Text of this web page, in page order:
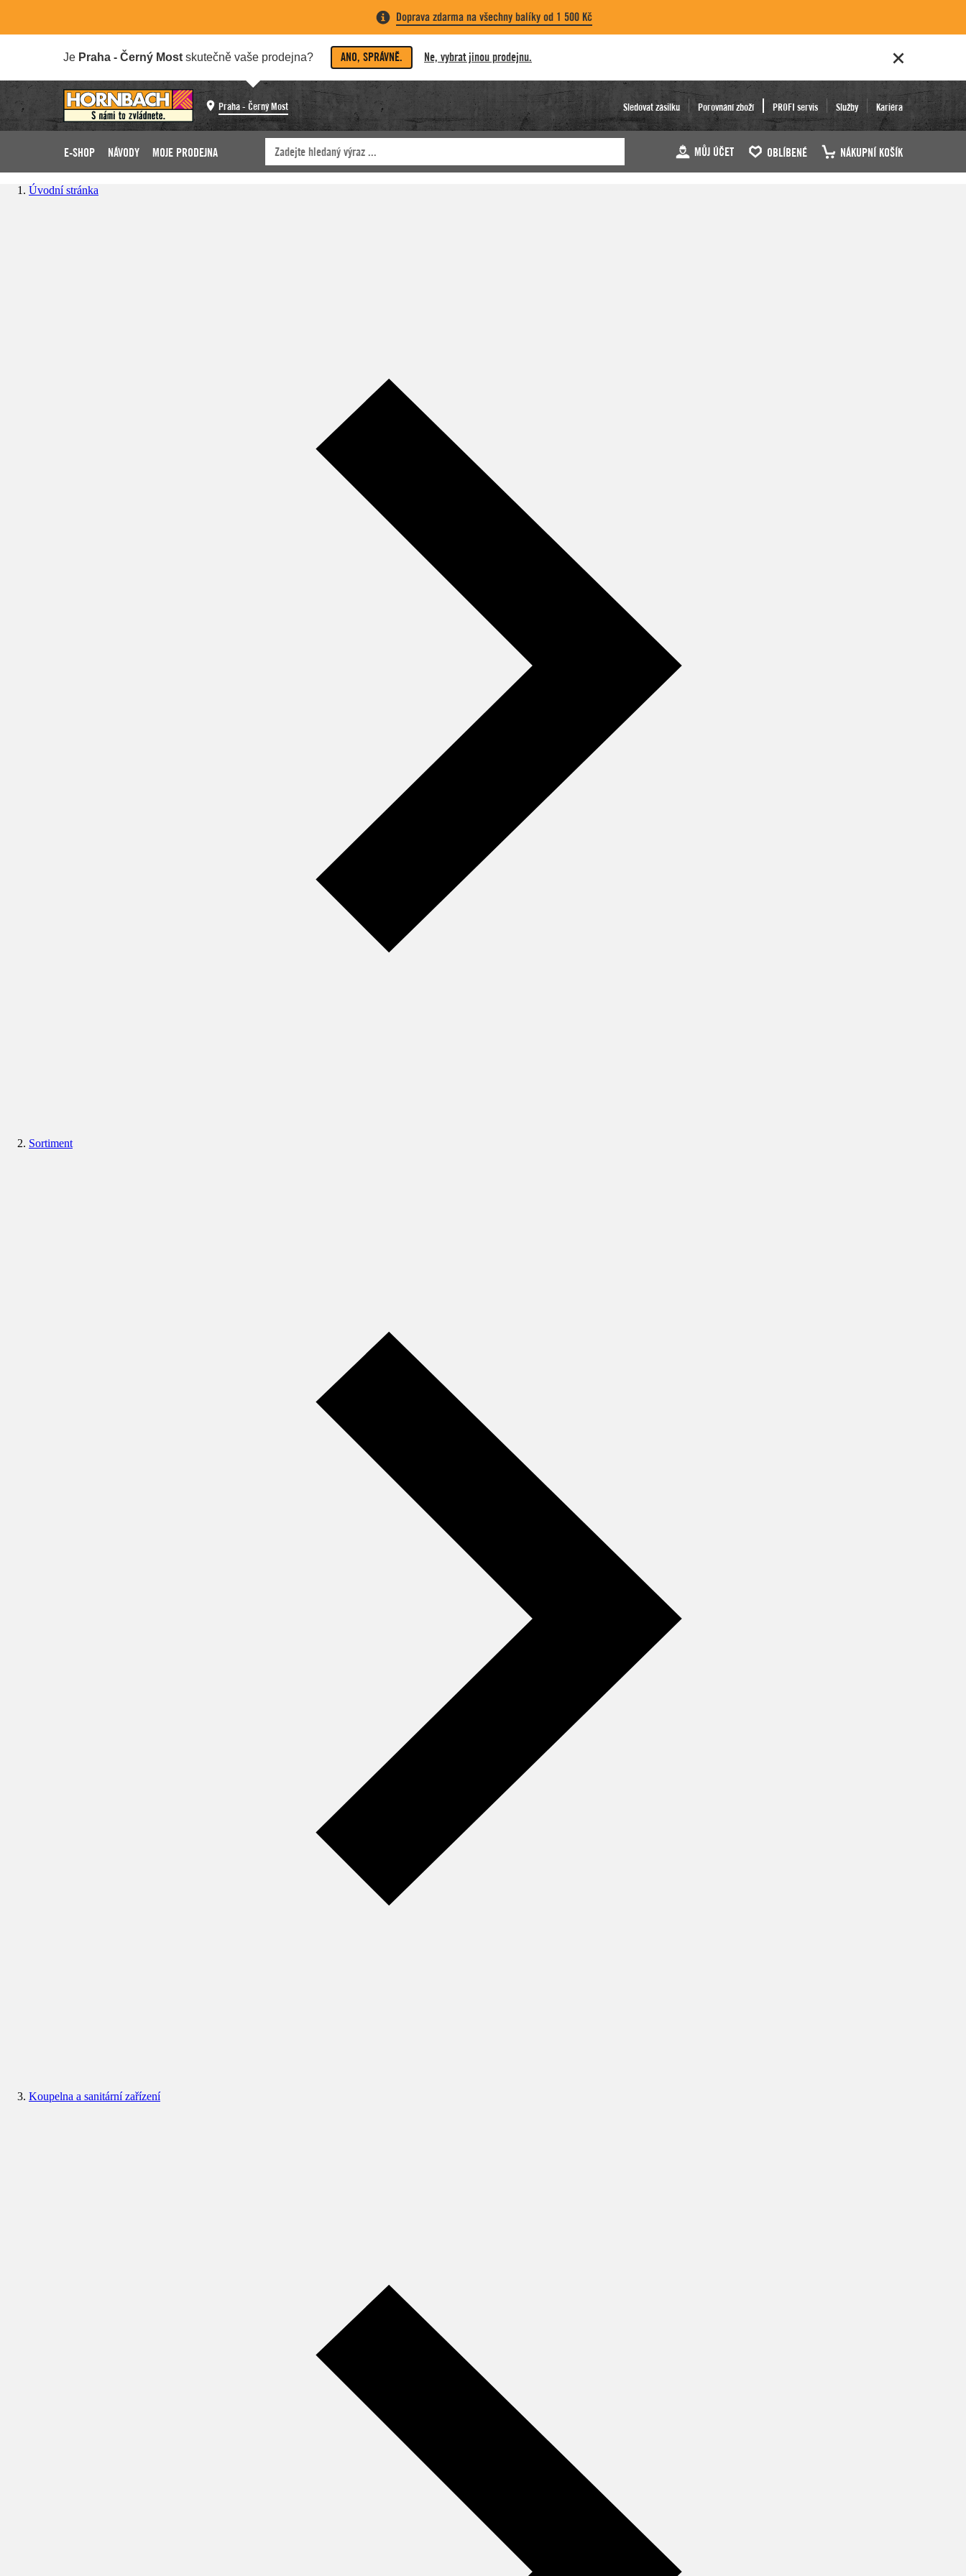
Doprava zdarma na všechny balíky od 1 500 Kč
Je Praha - Černý Most skutečně vaše prodejna? ANO, SPRÁVNĚ. Ne, vybrat jinou prodejnu.
Praha - Černý Most Sledovat zásilku Porovnání zboží PROFI servis Služby Kariéra
E-SHOP NÁVODY MOJE PRODEJNA MŮJ ÚČET OBLÍBENÉ NÁKUPNÍ KOŠÍK
Úvodní stránka
Sortiment
Koupelna a sanitární zařízení